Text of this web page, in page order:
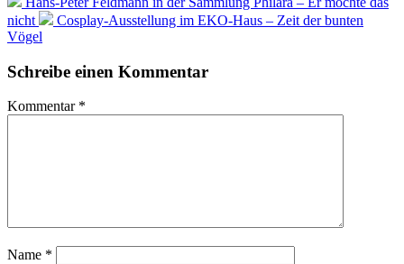
nicht
Cosplay-Ausstellung im EKO-Haus – Zeit der bunten
Vögel
Schreibe einen Kommentar
Kommentar *
Name *